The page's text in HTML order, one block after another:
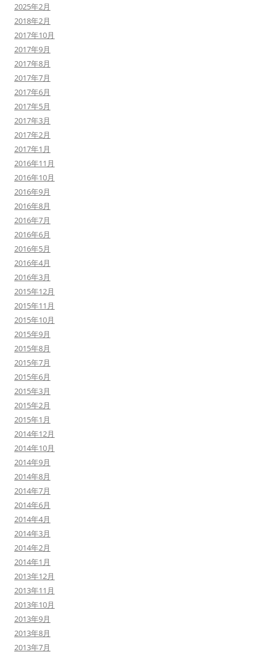
2025年2月
2018年2月
2017年10月
2017年9月
2017年8月
2017年7月
2017年6月
2017年5月
2017年3月
2017年2月
2017年1月
2016年11月
2016年10月
2016年9月
2016年8月
2016年7月
2016年6月
2016年5月
2016年4月
2016年3月
2015年12月
2015年11月
2015年10月
2015年9月
2015年8月
2015年7月
2015年6月
2015年3月
2015年2月
2015年1月
2014年12月
2014年10月
2014年9月
2014年8月
2014年7月
2014年6月
2014年4月
2014年3月
2014年2月
2014年1月
2013年12月
2013年11月
2013年10月
2013年9月
2013年8月
2013年7月